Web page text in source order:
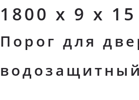
1800 x 9 x
Порог для
водозащитный